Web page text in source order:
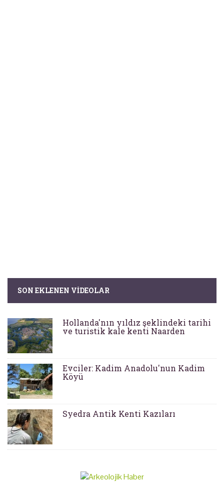
SON EKLENEN VIDEOLAR
Hollanda'nın yıldız şeklindeki tarihi
ve turistik kale kenti Naarden
Evciler: Kadim Anadolu'nun Kadim
Köyü
Syedra Antik Kenti Kazıları